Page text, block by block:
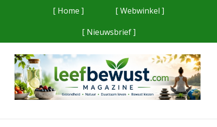
[ Home ]
[ Webwinkel ]
[ Nieuwsbrief ]